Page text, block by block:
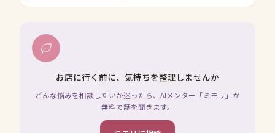
お店に行く前に、気持ちを整理しませんか
どんな悩みを相談したいか迷ったら、AIメンター「ミモリ」が
無料で話を聞きます。